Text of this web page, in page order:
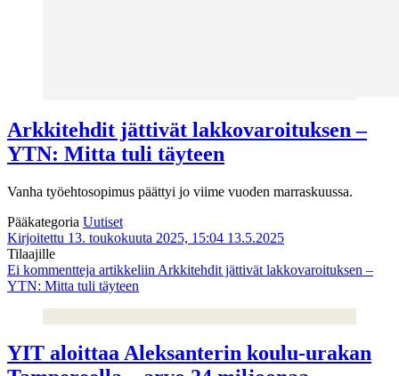
Arkkitehdit jättivät lakkovaroituksen –
YTN: Mitta tuli täyteen
Vanha työehtosopimus päättyi jo viime vuoden marraskuussa.
Pääkategoria Uutiset
Kirjoitettu 13. toukokuuta 2025, 15:04 13.5.2025
Tilaajille
Ei kommentteja artikkeliin Arkkitehdit jättivät lakkovaroituksen –
YTN: Mitta tuli täyteen
YIT aloittaa Aleksanterin koulu-urakan